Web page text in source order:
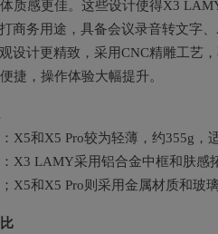
质感更佳。这些设计使得X3
商务用途，具备会议录音转文字
设计更精致，采用CNC精雕工艺
捷，操作体验大幅提升。
X5和X5 Pro较为轻薄，约355g，
X3 LAMY采用铝合金中框和肤感
X5和X5 Pro则采用金属材质和玻